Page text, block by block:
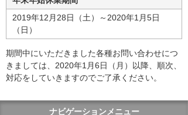
2019年12月28日（土）～2020年1月5日
（日）
期間中にいただきました各種お問い合わせにつ
きましては、2020年1月6日（月）以降、順次、
対応をしていきますのでご了承ください。
ナビゲーションメニュー